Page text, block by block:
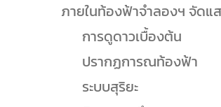
ภายในท้องฟ้าจำลองฯ จัดแ
การดูดาวเบื้องต้น
ปรากฏการณท้องฟ้า
ระบบสุริยะ